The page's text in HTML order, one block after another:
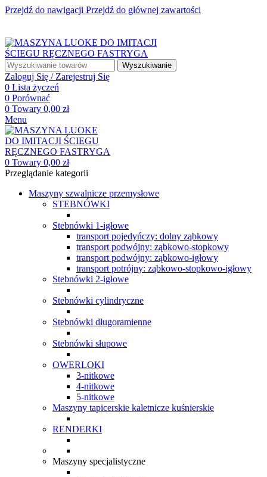
Przejdź do nawigacji Przejdź do głównej zawartości
Wyszukiwanie
Zaloguj Się / Zarejestruj Się
0 Lista życzeń
0 Porównać
0 Towary 0,00 zł
Menu
0 Towary 0,00 zł
Przeglądanie kategorii
Maszyny szwalnicze przemysłowe
STEBNÓWKI
Stebnówki 1-igłowe
transport pojedyńczy: dolny ząbkowy
transport podwójny: ząbkowo-stopkowy
transport podwójny: ząbkowo-igłowy
transport potrójny: ząbkowo-stopkowo-igłowy
Stebnówki 2-igłowe
Stebnówki cylindryczne
Stebnówki długoramienne
Stebnówki słupowe
OWERLOKI
3-nitkowe
4-nitkowe
5-nitkowe
Maszyny tapicerskie kaletnicze kuśnierskie
RENDERKI
Maszyny specjalistyczne